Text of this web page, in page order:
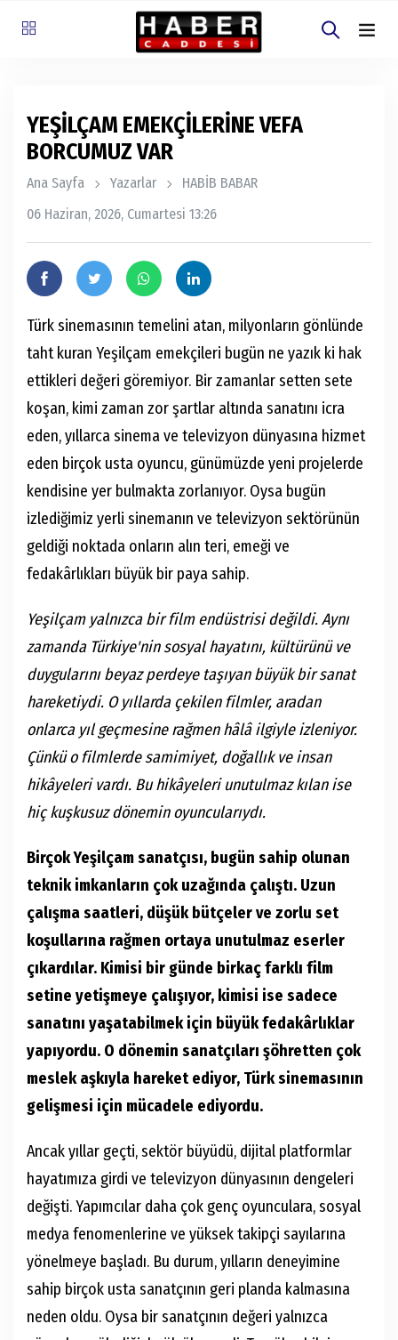
YEŞİLÇAM EMEKÇİLERİNE VEFA
BORCUMUZ VAR
Ana Sayfa Yazarlar
HABİB BABAR
06 Haziran, 2026, Cumartesi 13:26
Türk sinemasının temelini atan, milyonların gönlünde
taht kuran Yeşilçam emekçileri bugün ne yazık ki hak
ettikleri değeri göremiyor. Bir zamanlar setten sete
koşan, kimi zaman zor şartlar altında sanatını icra
eden, yıllarca sinema ve televizyon dünyasına hizmet
eden birçok usta oyuncu, günümüzde yeni projelerde
kendisine yer bulmakta zorlanıyor. Oysa bugün
izlediğimiz yerli sinemanın ve televizyon sektörünün
geldiği noktada onların alın teri, emeği ve
fedakârlıkları büyük bir paya sahip.
Yeşilçam yalnızca bir film endüstrisi değildi. Aynı
zamanda Türkiye'nin sosyal hayatını, kültürünü ve
duygularını beyaz perdeye taşıyan büyük bir sanat
hareketiydi. O yıllarda çekilen filmler, aradan
onlarca yıl geçmesine rağmen hâlâ ilgiyle izleniyor.
Çünkü o filmlerde samimiyet, doğallık ve insan
hikâyeleri vardı. Bu hikâyeleri unutulmaz kılan ise
hiç kuşkusuz dönemin oyuncularıydı.
Birçok Yeşilçam sanatçısı, bugün sahip olunan
teknik imkanların çok uzağında çalıştı. Uzun
çalışma saatleri, düşük bütçeler ve zorlu set
koşullarına rağmen ortaya unutulmaz eserler
çıkardılar. Kimisi bir günde birkaç farklı film
setine yetişmeye çalışıyor, kimisi ise sadece
sanatını yaşatabilmek için büyük fedakârlıklar
yapıyordu. O dönemin sanatçıları şöhretten çok
meslek aşkıyla hareket ediyor, Türk sinemasının
gelişmesi için mücadele ediyordu.
Ancak yıllar geçti, sektör büyüdü, dijital platformlar
hayatımıza girdi ve televizyon dünyasının dengeleri
değişti. Yapımcılar daha çok genç oyunculara, sosyal
medya fenomenlerine ve yüksek takipçi sayılarına
yönelmeye başladı. Bu durum, yılların deneyimine
sahip birçok usta sanatçının geri planda kalmasına
neden oldu. Oysa bir sanatçının değeri yalnızca